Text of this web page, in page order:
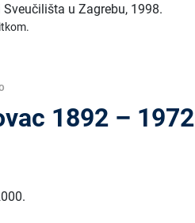
u Zagrebu, 1998.
1892 – 1972